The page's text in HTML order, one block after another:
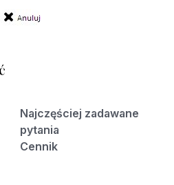
Najczęściej zadawane
pytania
Cennik